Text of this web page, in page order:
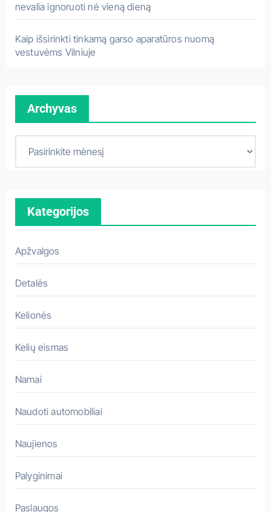
nevalia ignoruoti nė vieną dieną
Kaip išsirinkti tinkamą garso aparatūros nuomą
vestuvėms Vilniuje
Archyvas
v
a
s
Kategorijos
Apžvalgos
Detalės
Kelionės
Kelių eismas
Namai
Naudoti automobiliai
Naujienos
Palyginimai
Paslaugos